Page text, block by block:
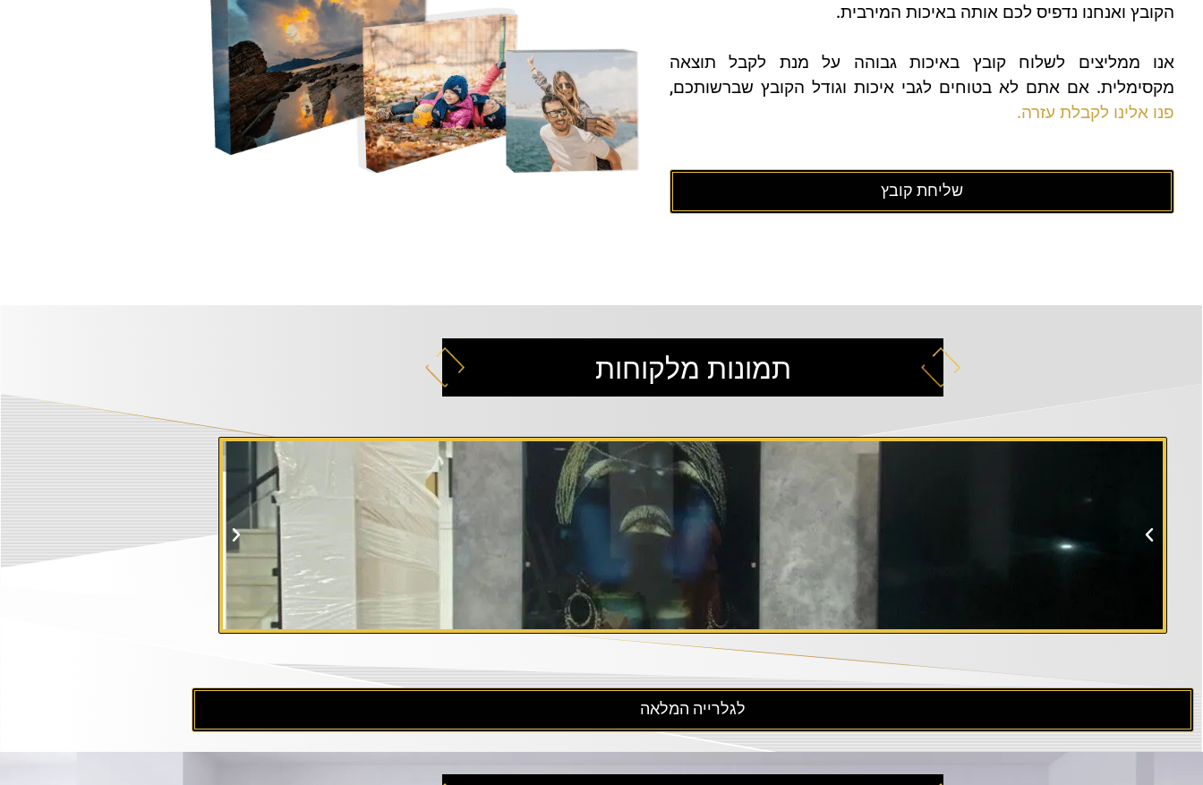
הקובץ ואנחנו נדפיס לכם אותה באיכות המירבית.
אנו ממליצים לשלוח קובץ באיכות גבוהה על מנת לקבל תוצאה
מקסימלית. אם אתם לא בטוחים לגבי איכות וגודל הקובץ שברשותכם,
פנו אלינו לקבלת עזרה.
שליחת קובץ
תמונות מלקוחות
לגלרייה המלאה